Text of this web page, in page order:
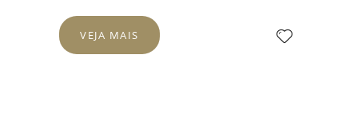
VEJA MAIS